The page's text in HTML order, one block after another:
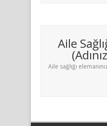
Aile
Aile sağlığı